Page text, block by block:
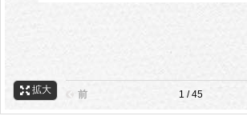
拡大 前 1 / 45